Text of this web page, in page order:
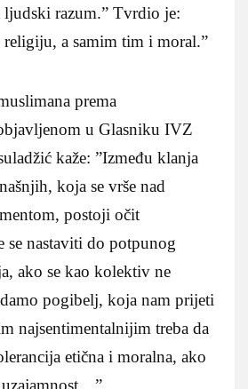
ljudski razum.” Tvrdio je:
a samim tim i moral.”
prema
u Glasniku IVZ
kaže: ”Između klanja
koja se vrše nad
postoji očit
nastaviti do potpunog
ako se kao kolektiv ne
pogibelj, koja nam prijeti
najsentimentalnijim treba da
etična i moralna, ako